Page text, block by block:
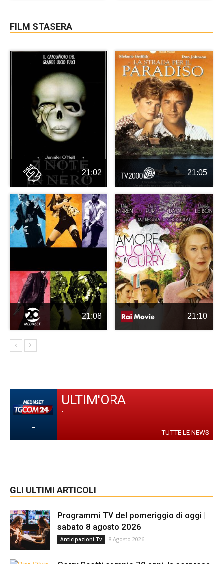
FILM STASERA
21:02 21:05
21:08 21:10
-
ULTIM'ORA
-
TUTTE LE NEWS
GLI ULTIMI ARTICOLI
Programmi TV del pomeriggio di oggi |
sabato 8 agosto 2026
Anticipazioni Tv 8 Agosto 2026